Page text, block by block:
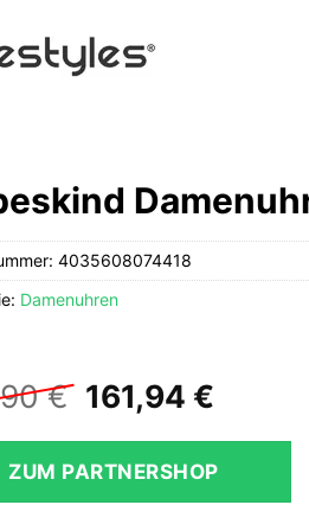
€ Ursprünglicher
Preis
war:
269,90 €
161,94 €
ist:
ZUM PARTNERSHOP
4035608074418
Damenuhren